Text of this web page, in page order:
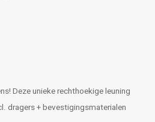
Deze unieke rechthoekige leuning
dragers + bevestigingsmaterialen